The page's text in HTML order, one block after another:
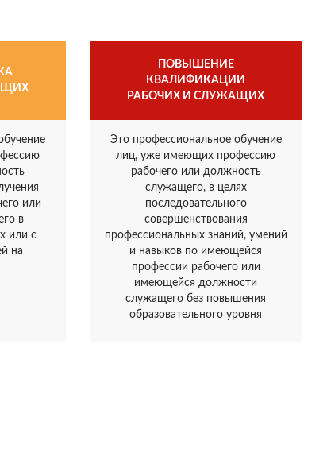
или
в
или с
на
ПОВЫШЕНИЕ
КВАЛИФИКАЦИИ
РАБОЧИХ И СЛУЖАЩИХ
Это профессиональное обучение
лиц, уже имеющих профессию
рабочего или должность
служащего, в целях
последовательного
совершенствования
профессиональных знаний, умений
и навыков по имеющейся
профессии рабочего или
имеющейся должности
служащего без повышения
образовательного уровня